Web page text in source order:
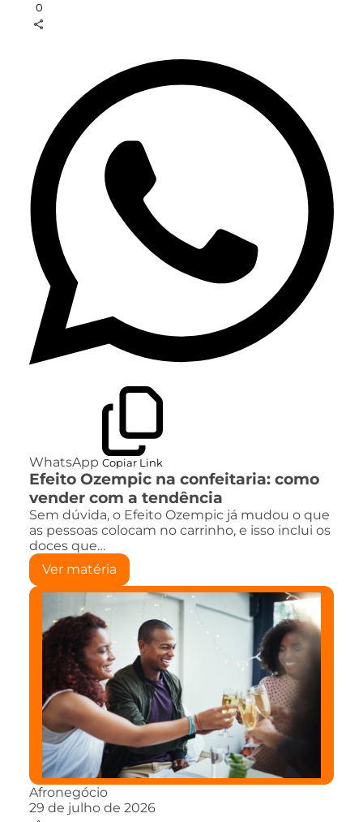
0
WhatsApp Copiar Link
Efeito Ozempic na confeitaria: como
vender com a tendência
Sem dúvida, o Efeito Ozempic já mudou o que
as pessoas colocam no carrinho, e isso inclui os
doces que…
Ver matéria
Afronegócio
29 de julho de 2026